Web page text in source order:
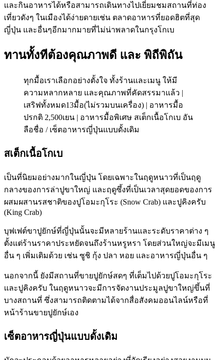
และกินอาหารได้หรือสามารถเดินทางไปเยี่ยมชมสถานที่ท่อง
เที่ยวดังๆ ในเมืองได้ง่ายดายเช่น ตลาดอาหารที่ยอดฮิตที่สุด
ญี่ปุ่น และอื่นๆอีกมากมายที่ไม่น่าพลาดในกรุงโกเบ
ทานทั้งทีต้องคุณภาพดี และ พิถีพิถัน
ทุกมื้อเราเลือกอย่างตั้งใจ ทั้งร้านและเมนู ให้มี
ความหลากหลาย และคุณภาพที่คัดสรรมาแล้ว |
เสริฟทั้งหมด13มื้อ(ไม่รวมบนเครื่อง) | อาหารมื้อ
ปรกติ 2,500เยน | อาหารมื้อพิเศษ สเต็กเนื้อโกเบ อัน
ลือชื่อ / เซ็ตอาหารญี่ปุ่นแบบดั้งเดิม
สเต็กเนื้อโกเบ
เป็นที่นิยมอย่างมากในญี่ปุ่น โดยเฉพาะในฤดูหนาวที่เป็นฤดู
กลางของการล่าปูขาใหญ่ และฤดูซึ้งที่เป็นเวลาสุดยอดของการ
ผสมผสานรสชาติของปูโอมะกุโระ (Snow Crab) และปูคิงครับ
(King Crab)
บุฟเฟต์ขาปูยักษ์ที่ญี่ปุ่นนั้นจะมีหลายร้านและระดับราคาต่าง ๆ
ตั้งแต่ร้านราคาประหยัดจนถึงร้านหรูหรา โดยส่วนใหญ่จะมีเมนู
อื่น ๆ เพิ่มเติมด้วย เช่น ซูชิ กุ้ง ปลา หอย และอาหารญี่ปุ่นอื่น ๆ
นอกจากนี้ ยังมีสถานที่ขายปูยักษ์สดๆ ที่เต็มไปด้วยปูโอมะกุโระ
และปูคิงครับ ในฤดูหนาวจะมีการจัดงานประมูลปูขาใหญ่ขึ้นที่
บางสถานที่ ซึ่งสามารถติดตามได้จากสื่อสังคมออนไลน์หรือที่
หน้าร้านขายปูยักษ์เอง
เซ็ตอาหารญี่ปุ่นแบบดั้งเดิม